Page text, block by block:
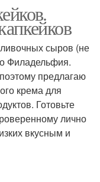
сыров (не
Филадельфия.
предлагаю
крема для
Готовьте
лично
вкусным и